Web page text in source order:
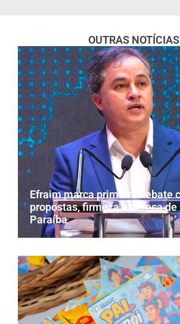
OUTRAS NOTÍCIAS
Efraim marca primeiro debate
propostas, firmeza e defesa de
Paraíba